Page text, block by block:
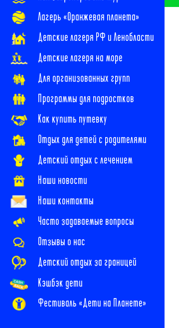
Лагерь «Оранжевая планета»
Детские лагеря РФ и Ленобласти
Детские лагеря на море
Для организованных групп
Программы для подростков
Как купить путевку
Отдых для детей с родителями
Детский отдых с лечением
Наши новости
Наши контакты
Часто задаваемые вопросы
Отзывы о нас
Детский отдых за границей
Кэшбэк дети
Фестиваль «Дети на Планете»